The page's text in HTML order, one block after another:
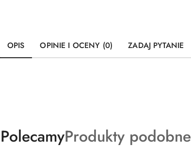
OPIS OPINIE I OCENY (0) ZADAJ PYTANIE
Produkty
PolecamyProdukty
Produkty podobne